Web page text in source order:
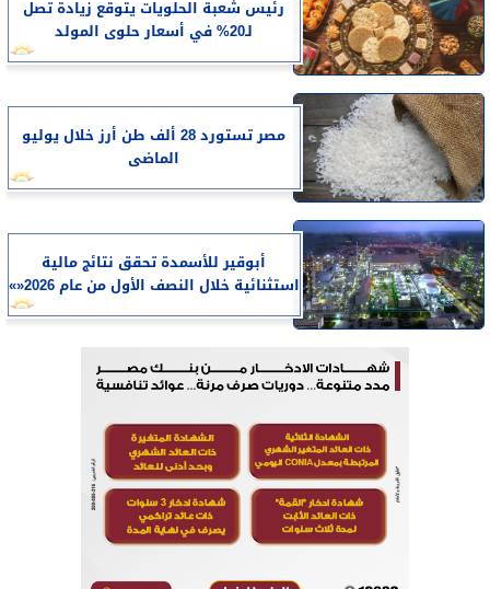
رئيس شعبة الحلويات يتوقع زيادة تصل
لـ20% في أسعار حلوى المولد
مصر تستورد 28 ألف طن أرز خلال يوليو
الماضى
أبوقير للأسمدة تحقق نتائج مالية
استثنائية خلال النصف الأول من عام 2026«»